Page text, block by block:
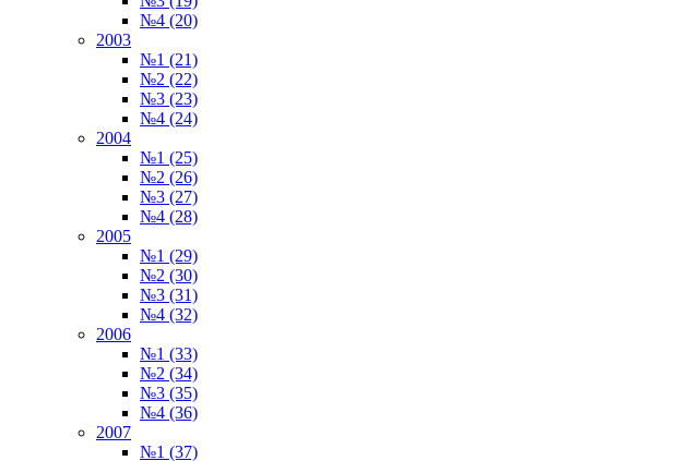
№4 (20)
2003
№1 (21)
№2 (22)
№3 (23)
№4 (24)
2004
№1 (25)
№2 (26)
№3 (27)
№4 (28)
2005
№1 (29)
№2 (30)
№3 (31)
№4 (32)
2006
№1 (33)
№2 (34)
№3 (35)
№4 (36)
2007
№1 (37)